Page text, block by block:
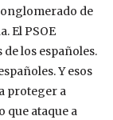
de
El PSOE
los españoles.
Y esos
proteger a
que ataque a